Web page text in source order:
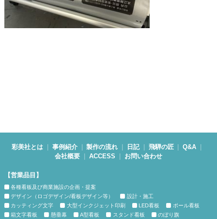
彩美社とは 事例紹介 製作の流れ 日記 飛騨の匠
Q&A
会社概要
ACCESS お問い合わせ
【営業品目】
各種看板及び商業施設の企画・提案
デザイン（ロゴデザイン/看板デザイン等）
設計・施工
カッティング文字
大型インクジェット印刷 LED看板
ポール看板
箱文字看板
懸垂幕 A型看板 スタンド看板 のぼり旗